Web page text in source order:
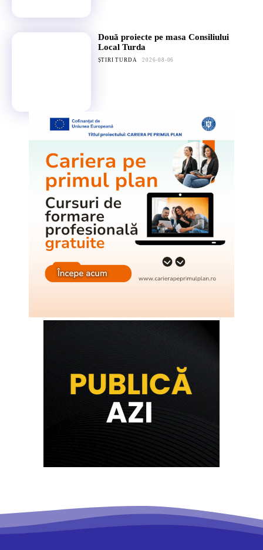
Două proiecte pe masa Consiliului
Local Turda
ȘTIRI TURDA 2026-08-06